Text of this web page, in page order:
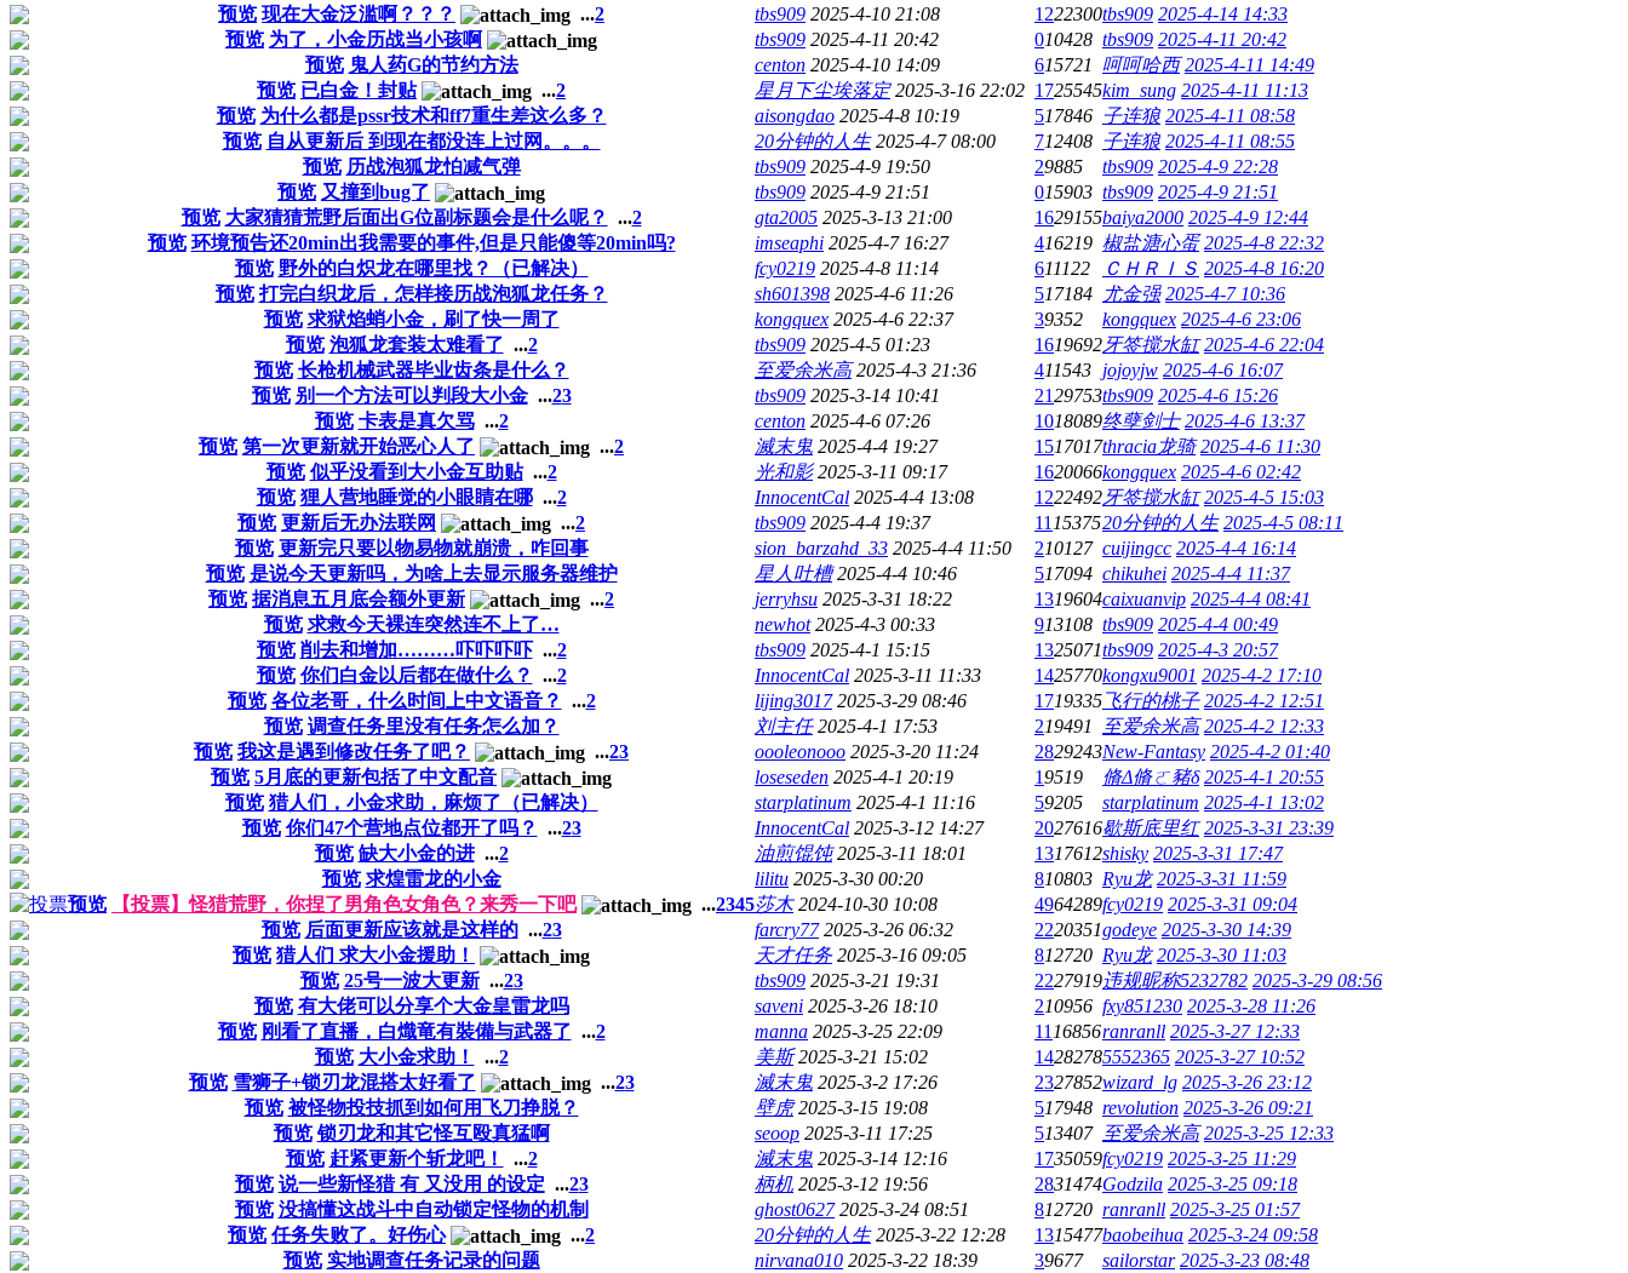
预览 现在大金泛滥啊？？？ ...2 tbs909 2025-4-10 21:08 1222300tbs909 2025-4-14 14:33
预览 为了，小金历战当小孩啊 tbs909 2025-4-11 20:42 010428 tbs909 2025-4-11 20:42
预览 鬼人药G的节约方法 centon 2025-4-10 14:09 615721 呵呵哈西 2025-4-11 14:49
预览 已白金！封贴 ...2 星月下尘埃落定 2025-3-16 22:02 1725545kim_sung 2025-4-11 11:13
预览 为什么都是pssr技术和ff7重生差这么多？ aisongdao 2025-4-8 10:19 517846 子连狼 2025-4-11 08:58
预览 自从更新后 到现在都没连上过网。。。 20分钟的人生 2025-4-7 08:00 712408 子连狼 2025-4-11 08:55
预览 历战泡狐龙怕减气弹 tbs909 2025-4-9 19:50 29885 tbs909 2025-4-9 22:28
预览 又撞到bug了 tbs909 2025-4-9 21:51 015903 tbs909 2025-4-9 21:51
预览 大家猜猜荒野后面出G位副标题会是什么呢？ ...2 gta2005 2025-3-13 21:00 1629155baiya2000 2025-4-9 12:44
预览 环境预告还20min出我需要的事件,但是只能傻等20min吗? imseaphi 2025-4-7 16:27 416219 椒盐溏心蛋 2025-4-8 22:32
预览 野外的白炽龙在哪里找？（已解决） fcy0219 2025-4-8 11:14 611122 ＣＨＲＩＳ 2025-4-8 16:20
预览 打完白织龙后，怎样接历战泡狐龙任务？ sh601398 2025-4-6 11:26 517184 尤金强 2025-4-7 10:36
预览 求狱焰蛸小金，刷了快一周了 kongquex 2025-4-6 22:37 39352 kongquex 2025-4-6 23:06
预览 泡狐龙套装太难看了 ...2 tbs909 2025-4-5 01:23 1619692牙签搅水缸 2025-4-6 22:04
预览 长枪机械武器毕业齿条是什么？ 至爱余米高 2025-4-3 21:36 411543 jojoyjw 2025-4-6 16:07
预览 别一个方法可以判段大小金 ...23 tbs909 2025-3-14 10:41 2129753tbs909 2025-4-6 15:26
预览 卡表是真欠骂 ...2 centon 2025-4-6 07:26 1018089终孽剑士 2025-4-6 13:37
预览 第一次更新就开始恶心人了 ...2 滅末鬼 2025-4-4 19:27 1517017thracia龙骑 2025-4-6 11:30
预览 似乎没看到大小金互助贴 ...2 光和影 2025-3-11 09:17 1620066kongquex 2025-4-6 02:42
预览 狸人营地睡觉的小眼睛在哪 ...2 InnocentCal 2025-4-4 13:08 1222492牙签搅水缸 2025-4-5 15:03
预览 更新后无办法联网 ...2 tbs909 2025-4-4 19:37 11 1537520分钟的人生 2025-4-5 08:11
预览 更新完只要以物易物就崩溃，咋回事 sion_barzahd_33 2025-4-4 11:50 210127 cuijingcc 2025-4-4 16:14
预览 是说今天更新吗，为啥上去显示服务器维护 星人吐槽 2025-4-4 10:46 517094 chikuhei 2025-4-4 11:37
预览 据消息五月底会额外更新 ...2 jerryhsu 2025-3-31 18:22 1319604caixuanvip 2025-4-4 08:41
预览 求救今天裸连突然连不上了… newhot 2025-4-3 00:33 913108 tbs909 2025-4-4 00:49
预览 削去和增加………吓吓吓吓 ...2 tbs909 2025-4-1 15:15 1325071tbs909 2025-4-3 20:57
预览 你们白金以后都在做什么？ ...2 InnocentCal 2025-3-11 11:33 1425770kongxu9001 2025-4-2 17:10
预览 各位老哥，什么时间上中文语音？ ...2 lijing3017 2025-3-29 08:46 1719335飞行的桃子 2025-4-2 12:51
预览 调查任务里没有任务怎么加？ 刘主任 2025-4-1 17:53 219491 至爱余米高 2025-4-2 12:33
预览 我这是遇到修改任务了吧？ ...23 oooleonooo 2025-3-20 11:24 2829243New-Fantasy 2025-4-2 01:40
预览 5月底的更新包括了中文配音 loseseden 2025-4-1 20:19 19519 脩Δ脩ㄛ豬δ 2025-4-1 20:55
预览 猎人们，小金求助，麻烦了（已解决） starplatinum 2025-4-1 11:16 59205 starplatinum 2025-4-1 13:02
预览 你们47个营地点位都开了吗？ ...23 InnocentCal 2025-3-12 14:27 2027616歇斯底里红 2025-3-31 23:39
预览 缺大小金的进 ...2 油煎馄饨 2025-3-11 18:01 1317612shisky 2025-3-31 17:47
预览 求煌雷龙的小金 lilitu 2025-3-30 00:20 810803 Ryu龙 2025-3-31 11:59
预览
【投票】怪猎荒野，你捏了男角色女角色？来秀一下吧 ...2345莎木 2024-10-30 10:08 4964289fcy0219 2025-3-31 09:04
预览 后面更新应该就是这样的 ...23 farcry77 2025-3-26 06:32 2220351godeye 2025-3-30 14:39
预览 猎人们 求大小金援助！ 天才任务 2025-3-16 09:05 812720 Ryu龙 2025-3-30 11:03
预览 25号一波大更新 ...23 tbs909 2025-3-21 19:31 2227919违规昵称5232782 2025-3-29 08:56
预览 有大佬可以分享个大金皇雷龙吗 saveni 2025-3-26 18:10 210956 fxy851230 2025-3-28 11:26
预览 刚看了直播，白熾竜有裝備与武器了 ...2 manna 2025-3-25 22:09 11 16856ranranll 2025-3-27 12:33
预览 大小金求助！ ...2 美斯 2025-3-21 15:02 14282785552365 2025-3-27 10:52
预览 雪狮子+锁刃龙混搭太好看了 ...23 滅末鬼 2025-3-2 17:26 2327852wizard_lg 2025-3-26 23:12
预览 被怪物投技抓到如何用飞刀挣脱？ 壁虎 2025-3-15 19:08 517948 revolution 2025-3-26 09:21
预览 锁刃龙和其它怪互殴真猛啊 seoop 2025-3-11 17:25 513407 至爱余米高 2025-3-25 12:33
预览 赶紧更新个斩龙吧！ ...2 滅末鬼 2025-3-14 12:16 1735059fcy0219 2025-3-25 11:29
预览 说一些新怪猎 有 又没用 的设定 ...23 柄机 2025-3-12 19:56 2831474Godzila 2025-3-25 09:18
预览 没搞懂这战斗中自动锁定怪物的机制 ghost0627 2025-3-24 08:51 812720 ranranll 2025-3-25 01:57
预览 任务失败了。好伤心 ...2 20分钟的人生 2025-3-22 12:28 1315477baobeihua 2025-3-24 09:58
预览 实地调查任务记录的问题 nirvana010 2025-3-22 18:39 39677 sailorstar 2025-3-23 08:48